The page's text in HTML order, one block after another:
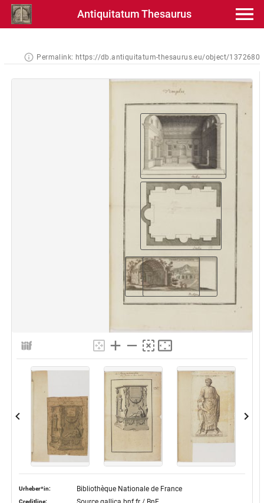
Antiquitatum Thesaurus
Permalink: https://db.antiquitatum-thesaurus.eu/object/1372680
Urheber*in: Bibliothèque Nationale de France
Creditline: